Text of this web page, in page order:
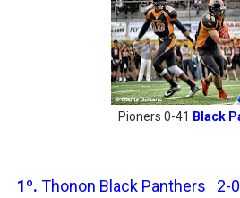
Pioners 0-41 Black
1º. Thonon Black Panthers 2-0